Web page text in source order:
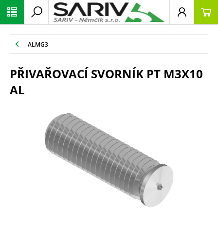
ALMG3
PŘIVAŘOVACÍ SVORNÍK PT M3X10
AL